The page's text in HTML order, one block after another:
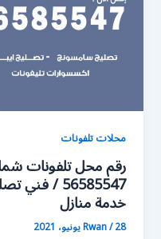
محلات تلفونات
رقم محل تلفونات
56585547 /
خدمة منازل
Rwan/28 يونيو، 2021